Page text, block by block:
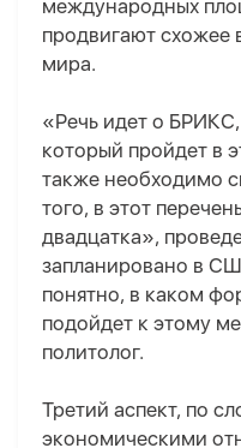
международных
продвигают схожее
мира.
«Речь идет о
который пройдет в
также необходимо
того, в этот
двадцатка»,
запланировано в
понятно, в каком
подойдет к этому
политолог.
Третий аспект, по
экономическими